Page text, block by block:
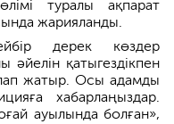
туралы ақпарат
жарияланды.
дерек көздер
қатыгездікпен
жатыр. Осы адамды
хабарлаңыздар.
ауылында болған»,